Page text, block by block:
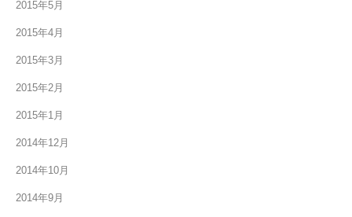
2015年5月
2015年4月
2015年3月
2015年2月
2015年1月
2014年12月
2014年10月
2014年9月